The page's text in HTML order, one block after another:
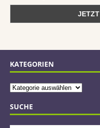
KATEGORIEN
SUCHE